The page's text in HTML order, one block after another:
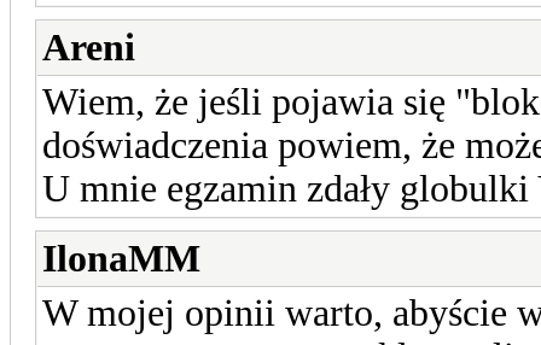
Areni
Wiem, że jeśli pojawia się
doświadczenia powiem, że
U mnie egzamin zdały globulki
IlonaMM
W mojej opinii warto, abyście